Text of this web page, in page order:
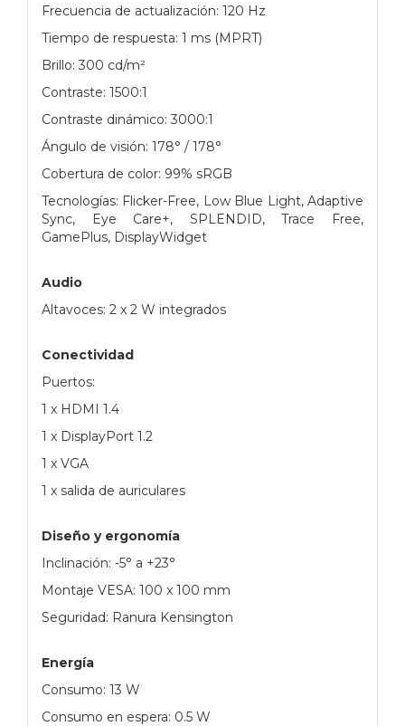
Frecuencia de actualización: 120 Hz
Tiempo de respuesta: 1 ms (MPRT)
Brillo: 300 cd/m²
Contraste: 1500:1
Contraste dinámico: 3000:1
Ángulo de visión: 178° / 178°
Cobertura de color: 99% sRGB
Tecnologías: Flicker-Free, Low Blue Light, Adaptive
Sync, Eye Care+, SPLENDID, Trace Free,
GamePlus, DisplayWidget
Audio
Altavoces: 2 x 2 W integrados
Conectividad
Puertos:
1 x HDMI 1.4
1 x DisplayPort 1.2
1 x VGA
1 x salida de auriculares
Diseño y ergonomía
Inclinación: -5° a +23°
Montaje VESA: 100 x 100 mm
Seguridad: Ranura Kensington
Energía
Consumo: 13 W
Consumo en espera: 0.5 W